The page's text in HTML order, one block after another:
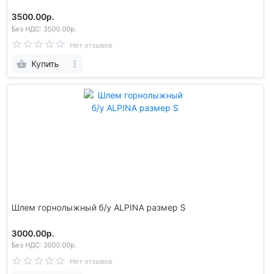
3500.00р.
Без НДС: 3500.00р.
Нет отзывов
Купить
Шлем гoрнолыжный б/у ALPINA размер S
3000.00р.
Без НДС: 3000.00р.
Нет отзывов